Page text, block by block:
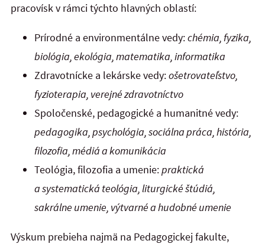
pracovísk v rámci týchto hlavných oblastí:
Prírodné a environmentálne vedy:chémia, fyzika,
biológia, ekológia, matematika, informatika
Zdravotnícke a lekárske vedy:ošetrovateľstvo,
fyzioterapia, verejné zdravotníctvo
Spoločenské, pedagogické a humanitné vedy:
pedagogika, psychológia, sociálna práca, história,
filozofia, médiá a komunikácia
Teológia, filozofia a umenie:praktická
a systematická teológia, liturgické štúdiá,
sakrálne umenie, výtvarné a hudobné umenie
Výskum prebieha najmä na Pedagogickej fakulte,